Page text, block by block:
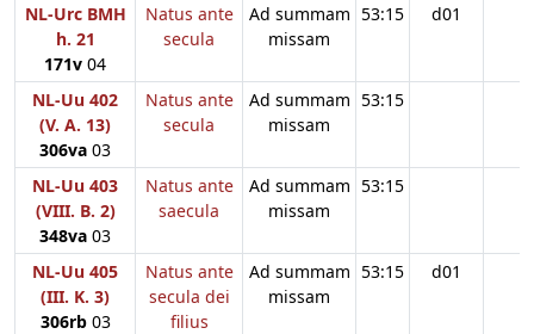
NL-Urc BMH
h. 21
171v 04
Natus ante
secula
Ad summam
missam
53:15 d01
NL-Uu 402
(V. A. 13)
306va 03
Natus ante
secula
Ad summam
missam
53:15
NL-Uu 403
(VIII. B. 2)
348va 03
Natus ante
saecula
Ad summam
missam
53:15
NL-Uu 405
(III. K. 3)
306rb03
Natus ante
secula dei
filius
Ad summam
missam
53:15 d01